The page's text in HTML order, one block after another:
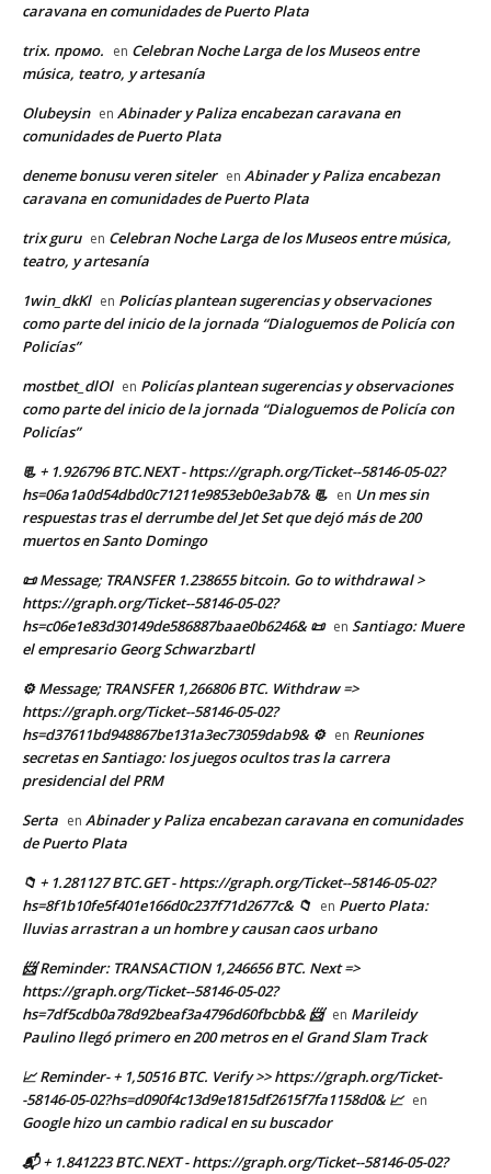
caravana en comunidades de Puerto Plata
trix. промо. en Celebran Noche Larga de los Museos entre
música, teatro, y artesanía
Olubeysin en Abinader y Paliza encabezan caravana en
comunidades de Puerto Plata
deneme bonusu veren siteler en Abinader y Paliza encabezan
caravana en comunidades de Puerto Plata
trix guru en Celebran Noche Larga de los Museos entre música,
teatro, y artesanía
1win_dkKl en Policías plantean sugerencias y observaciones
como parte del inicio de la jornada “Dialoguemos de Policía con
Policías”
mostbet_dlOl en Policías plantean sugerencias y observaciones
como parte del inicio de la jornada “Dialoguemos de Policía con
Policías”
📃 + 1.926796 BTC.NEXT - https://graph.org/Ticket--58146-05-02?
hs=06a1a0d54dbd0c71211e9853eb0e3ab7& 📃 en Un mes sin
respuestas tras el derrumbe del Jet Set que dejó más de 200
muertos en Santo Domingo
📜 Message; TRANSFER 1.238655 bitcoin. Go to withdrawal >
https://graph.org/Ticket--58146-05-02?
hs=c06e1e83d30149de586887baae0b6246& 📜 en Santiago: Muere
el empresario Georg Schwarzbartl
⚙ Message; TRANSFER 1,266806 BTC. Withdraw =>
https://graph.org/Ticket--58146-05-02?
hs=d37611bd948867be131a3ec73059dab9& ⚙ en Reuniones
secretas en Santiago: los juegos ocultos tras la carrera
presidencial del PRM
Serta en Abinader y Paliza encabezan caravana en comunidades
de Puerto Plata
📁 + 1.281127 BTC.GET - https://graph.org/Ticket--58146-05-02?
hs=8f1b10fe5f401e166d0c237f71d2677c& 📁 en Puerto Plata:
lluvias arrastran a un hombre y causan caos urbano
📨 Reminder: TRANSACTION 1,246656 BTC. Next =>
https://graph.org/Ticket--58146-05-02?
hs=7df5cdb0a78d92beaf3a4796d60fbcbb& 📨 en Marileidy
Paulino llegó primero en 200 metros en el Grand Slam Track
📈 Reminder- + 1,50516 BTC. Verify >> https://graph.org/Ticket-
-58146-05-02?hs=d090f4c13d9e1815df2615f7fa1158d0& 📈 en
Google hizo un cambio radical en su buscador
📬 + 1.841223 BTC.NEXT - https://graph.org/Ticket--58146-05-02?